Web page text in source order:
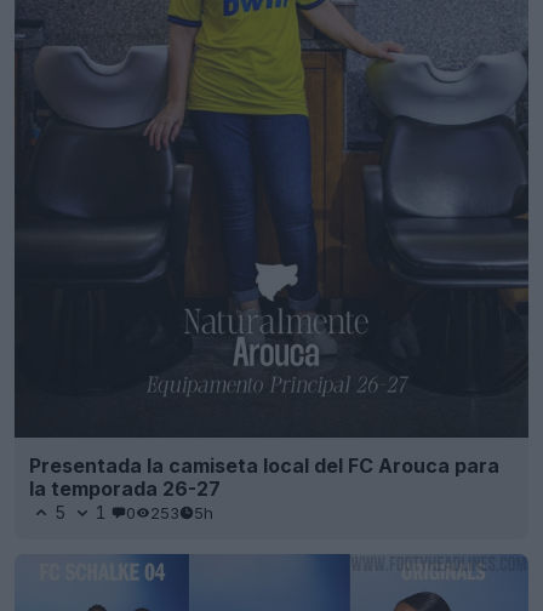
Presentada la camiseta local del FC Arouca para
la temporada 26-27
5 1 0 253 5h